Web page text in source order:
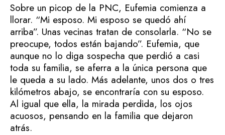
Sobre un picop de la PNC, Eufemia comienza a
llorar. “Mi esposo. Mi esposo se quedó ahí
arriba”. Unas vecinas tratan de consolarla. “No se
preocupe, todos están bajando”. Eufemia, que
aunque no lo diga sospecha que perdió a casi
toda su familia, se aferra a la única persona que
le queda a su lado. Más adelante, unos dos o tres
kilómetros abajo, se encontraría con su esposo.
Al igual que ella, la mirada perdida, los ojos
acuosos, pensando en la familia que dejaron
atrás.